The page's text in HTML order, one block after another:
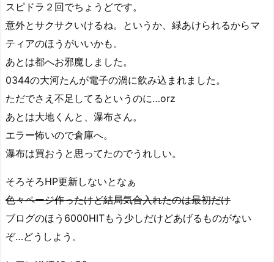
スピドラ２回でちょうどです。
意外とサクサクいけるね。というか、緑あけられるからマ
ティアのほうがいいかも。
あとは都へお邪魔しました。
0344の大河たんが電子の渦に飲み込まれました。
ただでさえ不足してるというのに…orz
あとは大地くんと、瀑布さん。
エラー怖いので倉庫へ。
瀑布は買おうと思ってたのでうれしい。
そろそろHP更新しないとなぁ
色々ページ作ったけど結局気合入れたのは最初だけ
ブログのほう6000HITもう少しだけどあげるものがない
ぞ…どうしよう。